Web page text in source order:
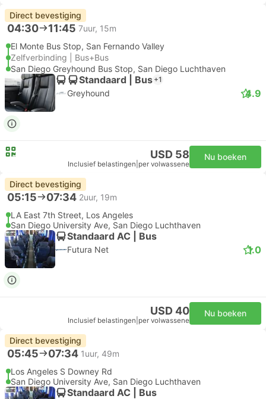
Direct bevestiging
04:30 11:45 7uur, 15m
El Monte Bus Stop, San Fernando Valley
Zelfverbinding | Bus+Bus
San Diego Greyhound Bus Stop, San Diego Luchthaven
Standaard | Bus +1
Greyhound 4.9
USD 58
Inclusief belastingen per volwassene
Nu boeken
Direct bevestiging
05:15 07:34 2uur, 19m
LA East 7th Street, Los Angeles
San Diego University Ave, San Diego Luchthaven
Standaard AC | Bus
Futura Net 1.0
USD 40
Inclusief belastingen per volwassene
Nu boeken
Direct bevestiging
05:45 07:34 1uur, 49m
Los Angeles S Downey Rd
San Diego University Ave, San Diego Luchthaven
Standaard AC | Bus